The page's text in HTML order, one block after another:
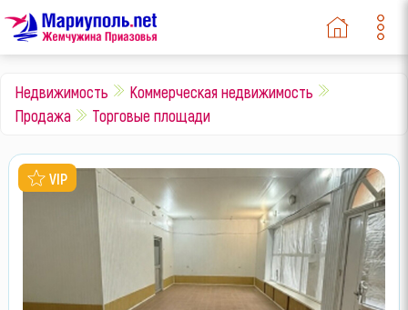
Недвижимость
Коммерческая недвижимость
Продажа
Торговые площади
VIP